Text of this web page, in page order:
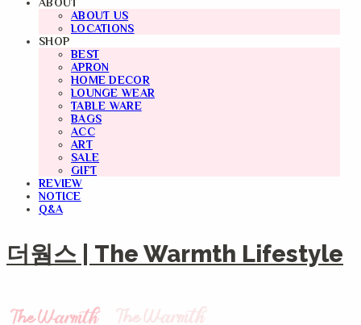
ABOUT US
LOCATIONS
SHOP
BEST
APRON
HOME DECOR
LOUNGE WEAR
TABLE WARE
BAGS
ACC
ART
SALE
GIFT
REVIEW
NOTICE
Q&A
더웜스 | The Warmth Lifestyle